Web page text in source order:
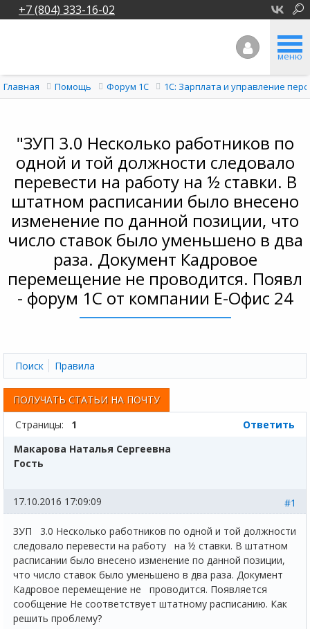
+7 (804) 333-16-02
меню
Главная Помощь Форум 1C 1С: Зарплата и управление
"ЗУП 3.0 Несколько работников по
одной и той должности следовало
перевести на работу на ½ ставки. В
штатном расписании было внесено
изменение по данной позиции, что
число ставок было уменьшено в два
раза. Документ Кадровое
перемещение не проводится. Появл
- форум 1С от компании Е-Офис 24
Поиск Правила
ПОЛУЧАТЬ СТАТЬИ НА ПОЧТУ
Страницы:
1
Ответить
Макарова Наталья Сергеевна
Гость
#1
17.10.2016 17:09:09
ЗУП 3.0 Несколько работников по одной и той должности
следовало перевести на работу на ½ ставки. В штатном
расписании было внесено изменение по данной позиции,
что число ставок было уменьшено в два раза. Документ
Кадровое перемещение не проводится. Появляется
сообщение Не соответствует штатному расписанию. Как
решить проблему?